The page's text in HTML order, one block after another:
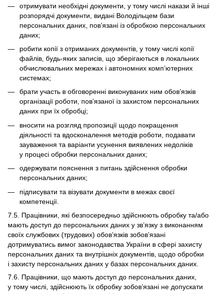
отримувати необхідні документи, у тому числі накази й інші
розпорядчі документи, видані Володільцем бази
персональних даних, пов’язані із обробкою персональних
даних;
робити копії з отриманих документів, у тому числі копії
файлів, будь-яких записів, що зберігаються в локальних
обчислювальних мережах і автономних комп’ютерних
системах;
брати участь в обговоренні виконуваних ним обов’язків
організації роботи, пов’язаної із захистом персональних
даних при їх обробці;
вносити на розгляд пропозиції щодо покращення
діяльності та вдосконалення методів роботи, подавати
зауваження та варіанти усунення виявлених недоліків
у процесі обробки персональних даних;
одержувати пояснення з питань здійснення обробки
персональних даних;
підписувати та візувати документи в межах своєї
компетенції.
7.5. Працівники, які безпосередньо здійснюють обробку та/або
мають доступ до персональних даних у зв’язку з виконанням
своїх службових (трудових) обов’язків зобов’язані
дотримуватись вимог законодавства України в сфері захисту
персональних даних та внутрішніх документів, щодо обробки
і захисту персональних даних у базах персональних даних.
7.6. Працівники, що мають доступ до персональних даних,
у тому числі, здійснюють їх обробку зобов’язані не допускати